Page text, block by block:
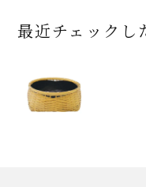
最近チェックし